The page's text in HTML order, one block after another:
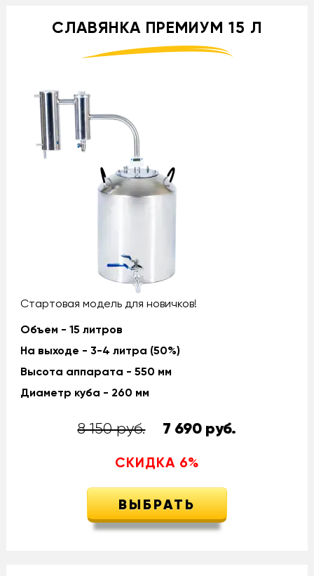
СЛАВЯНКА ПРЕМИУМ 15 Л
Стартовая модель для новичков!
Объем - 15 литров
На выходе - 3-4 литра (50%)
Высота аппарата - 550 мм
Диаметр куба - 260 мм
8 150 руб. 7 690 руб.
СКИДКА 6%
ВЫБРАТЬ